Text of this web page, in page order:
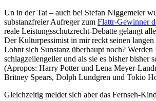
Un in der Tat – auch bei Stefan Niggemeier
substanzfreier Aufreger zum Flattr-Gewinner
reale Leistungsschutzrecht-Debatte gelangt
Der Kulturpessimist in mir reckt seinen
Lohnt sich Sunstanz überhaupt noch? Werden
schlagzeilengeiler und als sie es bisher bisher
(Apropos: Harry Potter und Lena Meyer-
Britney Spears, Dolph Lundgren und Tokio
Gleichzeitig meldet sich aber das Fernseh-